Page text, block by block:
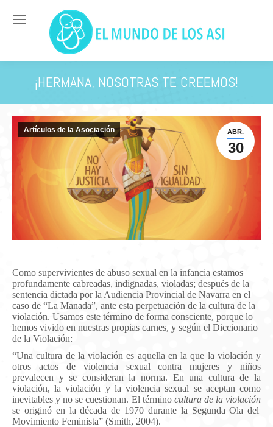
¡HERMANA, NOSOTRAS TE CREEMOS!
ABR.
30
Artículos de la Asociación
Como supervivientes de abuso sexual en la infancia estamos
profundamente cabreadas, indignadas, violadas; después de la
sentencia dictada por la Audiencia Provincial de Navarra en el
caso de “La Manada”, ante esta perpetuación de la cultura de la
violación. Usamos este término de forma consciente, porque lo
hemos vivido en nuestras propias carnes, y según el Diccionario
de la Violación:
“Una cultura de la violación es aquella en la que la violación y
otros actos de violencia sexual contra mujeres y niños
prevalecen y se consideran la norma. En una cultura de la
violación, la violación y la violencia sexual se aceptan como
inevitables y no se cuestionan. El término cultura de la violación
se originó en la década de 1970 durante la Segunda Ola del
Movimiento Feminista” (Smith, 2004).